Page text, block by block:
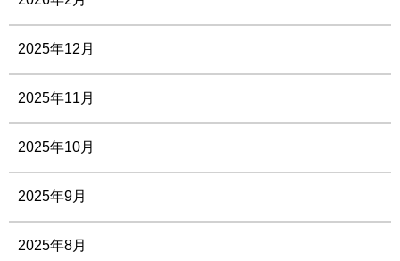
2025年12月
2025年11月
2025年10月
2025年9月
2025年8月